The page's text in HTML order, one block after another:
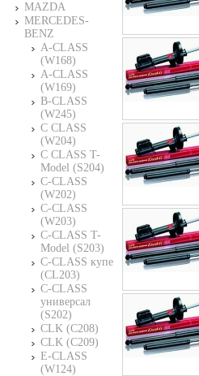
MAZDA
MERCEDES-
BENZ
A-CLASS
(W168)
A-CLASS
(W169)
B-CLASS
(W245)
C CLASS
(W204)
C CLASS T-
Model (S204)
C-CLASS
(W202)
C-CLASS
(W203)
C-CLASS T-
Model (S203)
C-CLASS купе
(CL203)
C-CLASS
универсал
(S202)
CLK (C208)
CLK (C209)
E-CLASS
(W124)